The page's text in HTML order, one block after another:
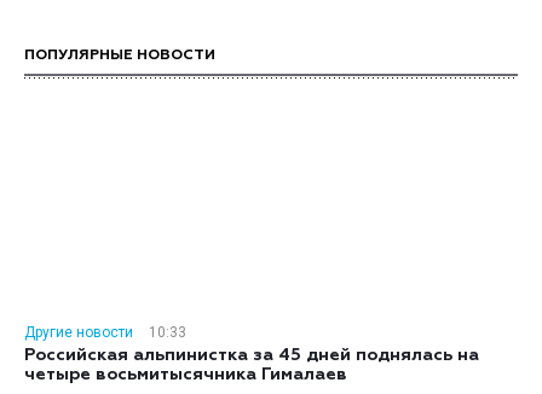
ПОПУЛЯРНЫЕ НОВОСТИ
Другие новости
10:33
Российская альпинистка за 45 дней поднялась на
четыре восьмитысячника Гималаев